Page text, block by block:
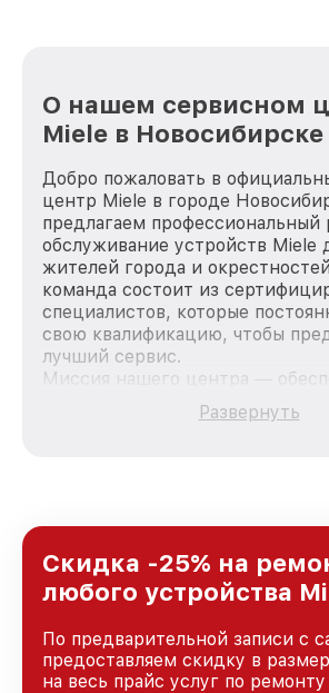
О нашем сервисном
Miele в Новосибирске
Добро пожаловать в
центр Miele в городе
предлагаем профессиональный
обслуживание устройств Miele
жителей города и
команда состоит из
специалистов, которые
свою квалификацию, чтобы
лучший сервис.
Миссия нашего центра —
качественный и доступный
каждого пользователя
Новосибирске, постоянно
доверия и лояльности наших
Развернуть
Скидка -25% на
любого устройства
По предварительной записи с
предоставляем скидку в
на весь прайс услуг по ремонту